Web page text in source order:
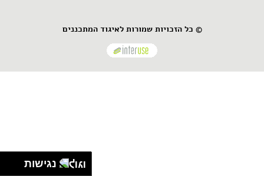
© כל הזכויות שמורות לאיגוד המתכננים
נגישות